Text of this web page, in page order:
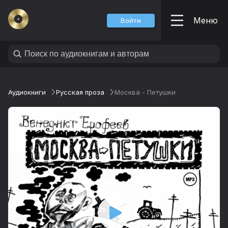
Войти Меню
Аудиокниги Русская проза Москва - Петушки